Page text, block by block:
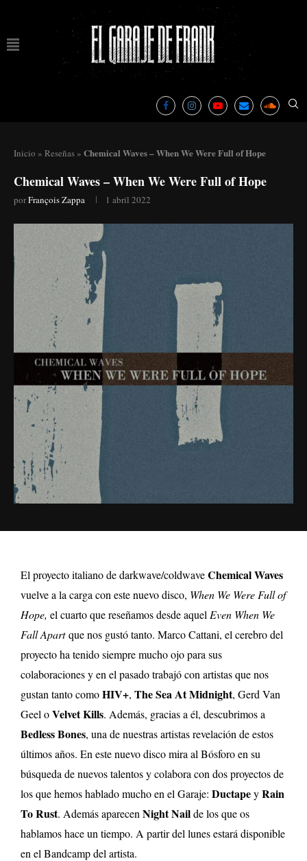
Inicio » Reseñas » Chemical Waves – When We Were Full of Hope
Chemical Waves – When We Were Full of Hope
porFrançois Zappa 1 abril 2022
El proyecto italiano de darkwave/coldwaveChemical Waves
vuelve a la carga con este nuevo disco, When We Were Full of
Hope, el cuarto que reseñamos desde aquel Even When We
Fall Apartque nos gustó tanto. Marco Cattani, el cerebro del
proyecto ha tenido siempre mucho ojo para sus
colaboraciones y en el pasado trabajó con artistas que nos
gustan tanto comoHIV+, The Sea At Midnight, Gerd Van
Geel oVelvet Kills. Además, gracias a él, descubrimos a
Bedless Bones, una de nuestras artistas revelación de estos
últimos años. En este nuevo disco mira al Bósforo en su
búsqueda de nuevos talentos y colabora con dos proyectos de
los que hemos hablado mucho en el Garaje: DuctapeyRain
To Rust. Además aparecen Night Nailde los que os
hablamos hace un tiempo. A partir del lunes estará disponible
en el Bandcamp del artista.